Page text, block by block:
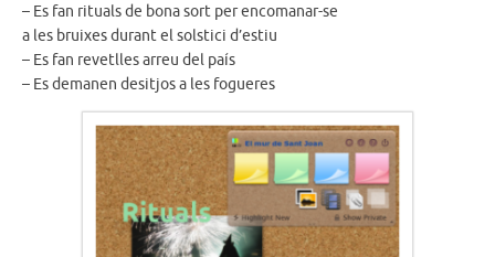
– Es fan rituals de bona sort per encomanar-se
a les bruixes durant el solstici d’estiu
– Es fan revetlles arreu del país
– Es demanen desitjos a les fogueres